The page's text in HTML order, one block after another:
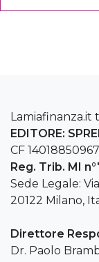
Lamiafinanza.it
EDITORE:
CF 14018850967
Reg. Trib. MI
Sede Legale:
20122 Milano,
Direttore
Dr. Paolo